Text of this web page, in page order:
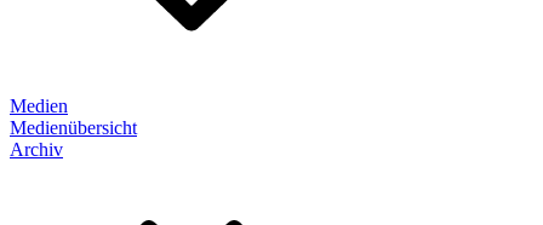
Medien
Medienübersicht
Archiv